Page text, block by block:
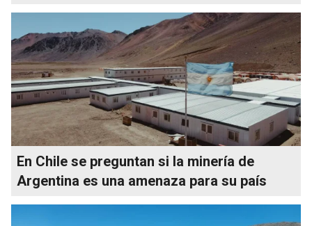
En Chile se preguntan si la minería de
Argentina es una amenaza para su país